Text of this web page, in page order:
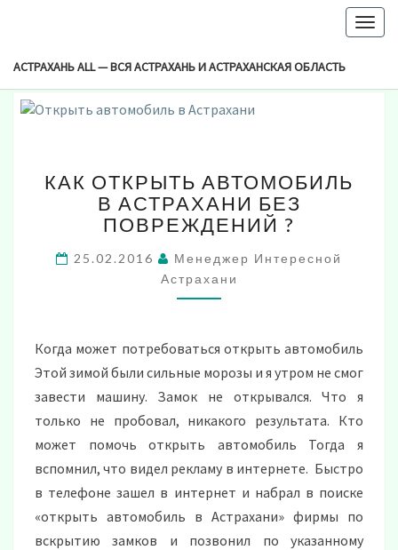
АСТРАХАНЬ ALL — ВСЯ АСТРАХАНЬ И АСТРАХАНСКАЯ ОБЛАСТЬ
Метка:Вскрытие Автомобильных Дверей
ОТКРЫТЬ
АВТОМОБИЛЬ
В
АСТРАХАНИ
БЕЗ
ПОВРЕЖДЕНИЙ
?
КАК ОТКРЫТЬ АВТОМОБИЛЬ
В АСТРАХАНИ БЕЗ
ПОВРЕЖДЕНИЙ ?
25.02.2016
Менеджер Интересной
Астрахани
Когда может потребоваться открыть автомобиль
Этой зимой были сильные морозы и я утром не смог
завести машину. Замок не открывался. Что я
только не пробовал, никакого результата. Кто
может помочь открыть автомобиль Тогда я
вспомнил, что видел рекламу в интернете. Быстро
в телефоне зашел в интернет и набрал в поиске
«открыть автомобиль в Астрахани» фирмы по
вскрытию замков и позвонил по указанному